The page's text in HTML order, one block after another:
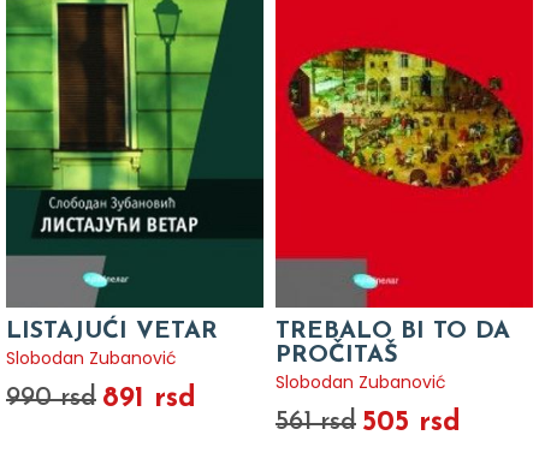
LISTAJUĆI VETAR
Slobodan Zubanović
990 rsd 891 rsd
TREBALO BI TO DA
PROČITAŠ
Slobodan Zubanović
561 rsd 505 rsd